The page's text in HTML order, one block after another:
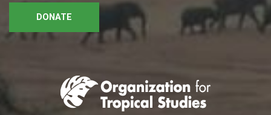
DONATE